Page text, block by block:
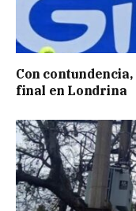
Con
final en Londrina